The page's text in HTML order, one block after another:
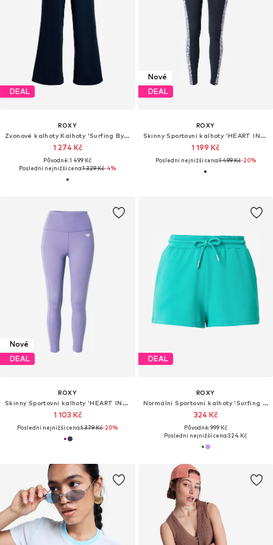
DEAL
ROXY
Zvonové kalhoty Kalhoty 'Surfing By Sunlight'
1 274 Kč
Původně: 1 499 Kč
Poslední nejnižší cena:1 329 Kč-4%
Nové
DEAL
ROXY
Skinny Sportovní kalhoty 'HEART INTO LEG'
1 199 Kč
Poslední nejnižší cena:1 499 Kč-20%
Nové
DEAL
ROXY
Skinny Sportovní kalhoty 'HEART INTO'
1 103 Kč
Poslední nejnižší cena:1 379 Kč-20%
DEAL
ROXY
Normální Sportovní kalhoty 'Surfing By Moonlight'
324 Kč
Původně: 999 Kč
Poslední nejnižší cena:324 Kč